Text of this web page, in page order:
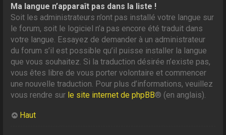
Ma langue n’apparaît pas dans la liste !
Soit les administrateurs n’ont pas installé votre langue sur
le forum, soit le logiciel n’a pas encore été traduit dans
votre langue. Essayez de demander à un administrateur
du forum s’il est possible qu’il puisse installer la langue
que vous souhaitez. Si la traduction désirée n’existe pas,
vous êtes libre de vous porter volontaire et commencer
une nouvelle traduction. Pour plus d’informations, veuillez
vous rendre sur le site internet de phpBB® (en anglais).
Haut